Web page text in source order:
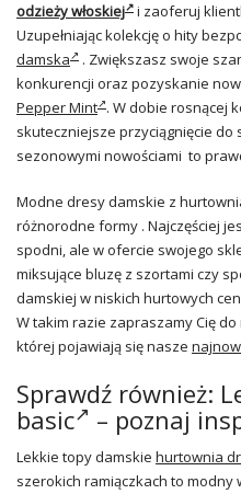
odzieży włoskiej
i zaoferuj
Uzupełniając kolekcję o hity
damska
. Zwiększasz swoje
konkurencji oraz pozyskanie
Pepper Mint . W dobie rosnącej
skuteczniejsze przyciągnięcie
sezonowymi nowościami to
Modne dresy damskie z
różnorodne formy . Najczęściej
spodni, ale w ofercie swojego
miksujące bluzę z szortami czy
damskiej w niskich hurtowych
W takim razie zapraszamy Cię
której pojawiają się nasze
Sprawdź również:
basic
– poznaj
Lekkie topy damskie hurtownia
szerokich ramiączkach to modny